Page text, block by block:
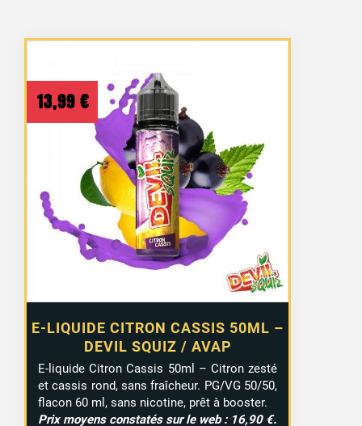
E-LIQUIDE CITRON CASSIS 50ML –
DEVIL SQUIZ / AVAP
13,99 €
E-liquide Citron Cassis 50ml – Citron zesté
et cassis rond, sans fraîcheur. PG/VG 50/50,
flacon 60 ml, sans nicotine, prêt à booster.
Prix moyens constatés sur le web : 16,90 €.